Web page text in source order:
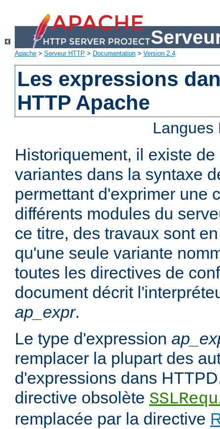
Apache > Serveur HTTP > Documentation > Version 2.4
Les expressions
HTTP Apache
Historiquement, il existe
variantes dans la syntaxe
permettant d'exprimer une
différents modules du
ce titre, des travaux sont
qu'une seule variante
toutes les directives de
document décrit
ap_expr.
Le type d'expression
remplacer la plupart des
d'expressions dans
directive obsolète
remplacée par la directive